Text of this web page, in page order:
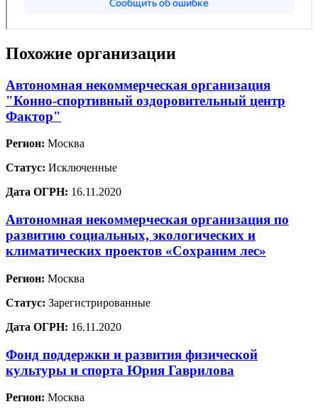
Похожие организации
Автономная некоммерческая организация
"Конно-спортивный оздоровительный центр
Фактор"
Регион: Москва
Статус: Исключенные
Дата ОГРН: 16.11.2020
Автономная некоммерческая организация по
развитию социальных, экологических и
климатических проектов «Сохраним лес»
Регион: Москва
Статус: Зарегистрированные
Дата ОГРН: 16.11.2020
Фонд поддержки и развития физической
культуры и спорта Юрия Гаврилова
Регион: Москва